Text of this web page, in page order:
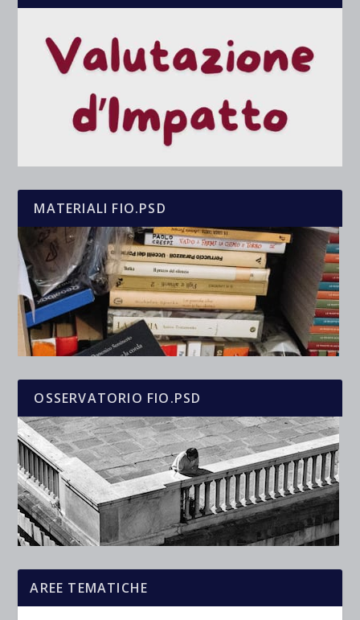
MATERIALI FIO.PSD
OSSERVATORIO FIO.PSD
AREE TEMATICHE